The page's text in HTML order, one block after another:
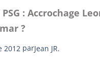
: Accrochage
?
2012 parJean JR.